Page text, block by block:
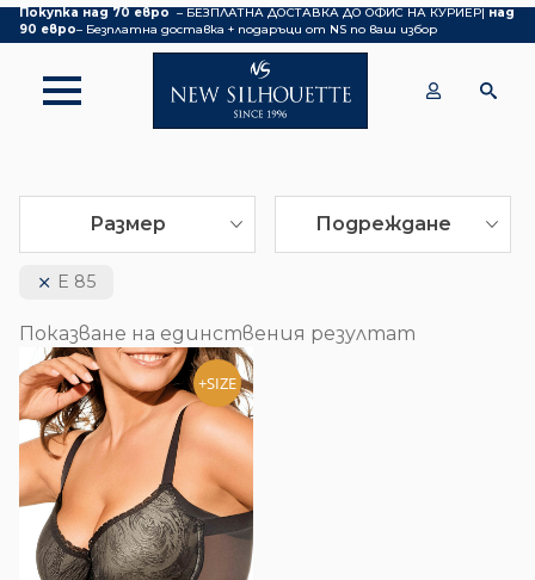
Покупка над 70 евро– БЕЗПЛАТНА ДОСТАВКА ДО ОФИС НА КУРИЕР|над
90 евро– Безплатна доставка + подаръци от NS по ваш избор
Размер
E 85
Подреждане
Показване на единствения резултат
+SIZE